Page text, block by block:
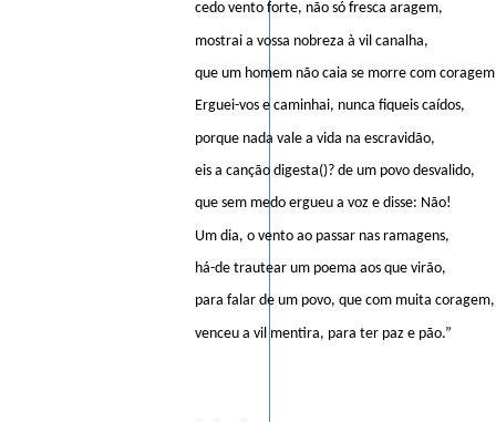
cedo vento forte, não só fresca aragem,
mostrai a vossa nobreza à vil canalha,
que um homem não caia se morre com
Erguei-vos e caminhai, nunca fiqueis caídos,
porque nada vale a vida na escravidão,
eis a canção digesta()? de um povo desvalido,
que sem medo ergueu a voz e disse: Não!
Um dia, o vento ao passar nas ramagens,
há-de trautear um poema aos que virão,
para falar de um povo, que com muita coragem,
venceu a vil mentira, para ter paz e pão.”